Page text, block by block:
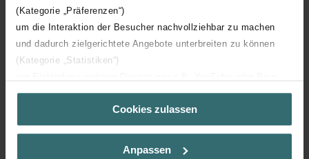
(Kategorie „Präferenzen“)
um die Interaktion der Besucher nachvollziehbar zu machen
und dadurch zielgerichtete Angebote unterbreiten zu können
(Kategorie „Statistiken“)
(Kategorie „Marketing“)
Über „Details zeigen“ bzw. die Datenschutzerklärung erhalten
Sie weitere Informationen. Durch die Auswahl der Kategorie
der Auswahl von „Statistiken“ willigen Sie ein, dass wir Ihren
Cookies zulassen
Anpassen
Datos técnicos
Funcionamiento exclusivamente eléctrico